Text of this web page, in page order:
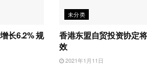
长6.2% 规
未分类
香港东盟自贸投资协定
效
2021年1月11日